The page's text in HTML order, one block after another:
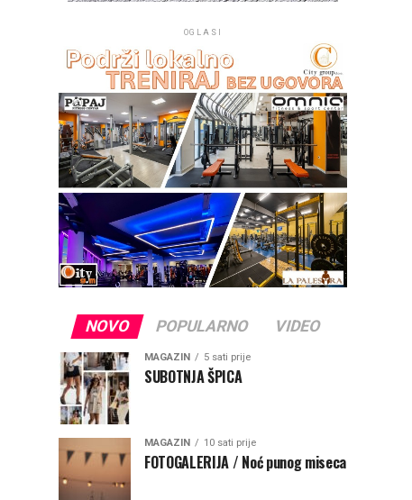
OGLASI
NOVO POPULARNO VIDEO
MAGAZIN 5 sati prije
SUBOTNJA ŠPICA
MAGAZIN 10 sati prije
FOTOGALERIJA / Noć punog miseca